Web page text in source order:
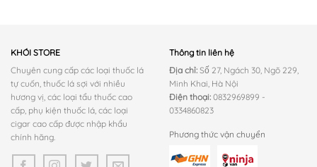
KHÓI STORE
Chuyên cung cấp các loại thuốc lá
tự cuốn, thuốc lá sợi với nhiều
hương vị, các loại tẩu thuốc cao
cấp, phụ kiện thuốc lá, các loại
cigar cao cấp được nhập khẩu
chính hãng.
Thông tin liên hệ
Địa chỉ: Số 27, Ngách 30, Ngõ 229,
Minh Khai, Hà Nội
Điện thoại: 0832969899 -
0334860823
Phương thức vận chuyển